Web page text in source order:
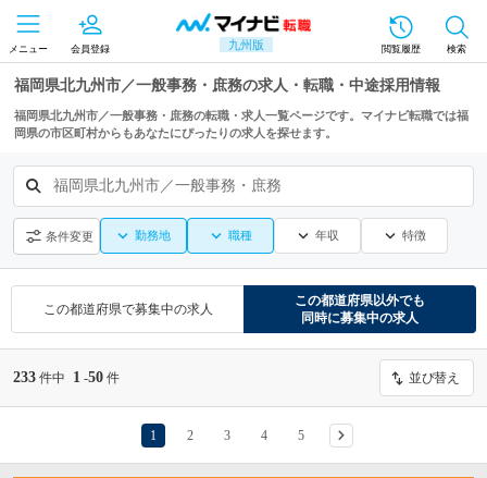
九州版
メニュー 会員登録 閲覧履歴 検索
福岡県北九州市／一般事務・庶務の求人・転職・中途採用情報
福岡県北九州市／一般事務・庶務の転職・求人一覧ページです。マイナビ転職では福
岡県の市区町村からもあなたにぴったりの求人を探せます。
福岡県北九州市／一般事務・庶務
条件変更 勤務地 職種 年収 特徴
この都道府県で募集中の求人
この都道府県以外でも
同時に募集中の求人
233 件中 1 -50 件 並び替え
1 2 3 4 5